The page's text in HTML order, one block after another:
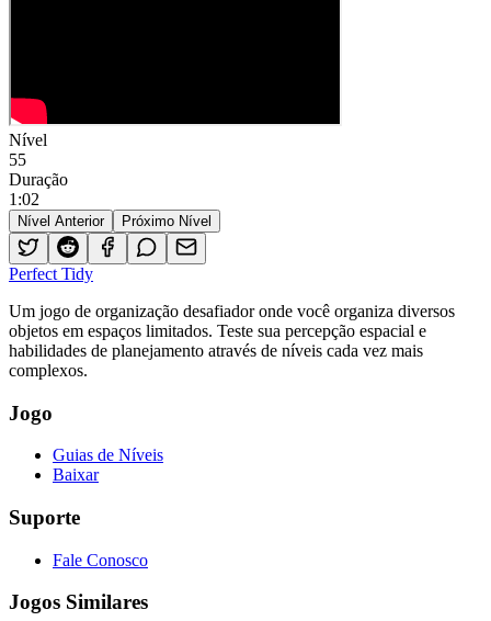
Nível
55
Duração
1 :02
Nível Anterior Próximo Nível
Perfect Tidy
Um jogo de organização desafiador onde você organiza diversos
objetos em espaços limitados. Teste sua percepção espacial e
habilidades de planejamento através de níveis cada vez mais
complexos.
Jogo
Guias de Níveis
Baixar
Suporte
Fale Conosco
Jogos Similares